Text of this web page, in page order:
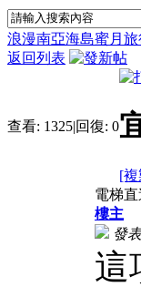
浪漫南亞海島蜜月旅
返回列表
查看: 1325|回復: 0
[
電梯直
樓主
發
這